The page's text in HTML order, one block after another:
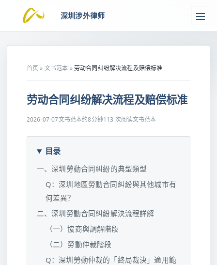
深圳涉外律师
首页 » 文书范本 »劳动合同纠纷解决流程及赔偿标准
劳动合同纠纷解决流程及赔偿标准
2026-07-07文书范本约8分钟113 次阅读文书范本
目录
一、深圳勞動合同糾紛的典型類型
Q：深圳地區勞動合同糾紛與其他城市有
何差異？
二、深圳勞動合同糾紛解決流程詳解
（一）協商與調解階段
（二）勞動仲裁階段
Q：深圳勞動仲裁的「終局裁決」適用範